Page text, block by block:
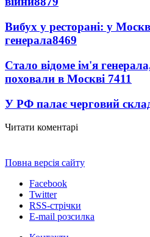
Вибух у ресторані: у
генерала8469
Стало відоме ім'я
поховали в Москві 7411
У РФ палає черговий
Читати коментарі
Повна версія сайту
Facebook
Twitter
RSS-стрічки
E-mail розсилка